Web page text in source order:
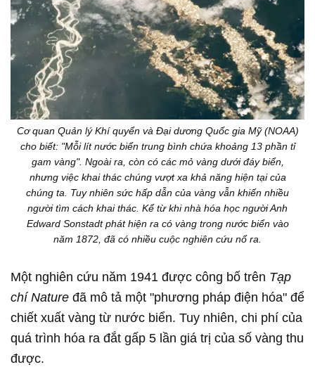
Cơ quan Quản lý Khí quyển và Đại dương Quốc gia Mỹ (NOAA)
cho biết: "Mỗi lít nước biển trung bình chứa khoảng 13 phần tỉ
gam vàng". Ngoài ra, còn có các mỏ vàng dưới đáy biển,
nhưng việc khai thác chúng vượt xa khả năng hiện tại của
chúng ta. Tuy nhiên sức hấp dẫn của vàng vẫn khiến nhiều
người tìm cách khai thác. Kể từ khi nhà hóa học người Anh
Edward Sonstadt phát hiện ra có vàng trong nước biển vào
năm 1872, đã có nhiều cuộc nghiên cứu nổ ra.
Một nghiên cứu năm 1941 được công bố trên Tạp
chí Nature đã mô tả một "phương pháp điện hóa" để
chiết xuất vàng từ nước biển. Tuy nhiên, chi phí của
quá trình hóa ra đắt gấp 5 lần giá trị của số vàng thu
được.